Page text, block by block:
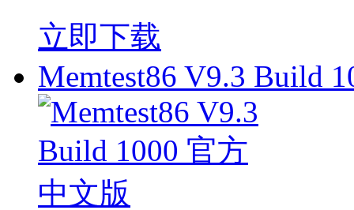
立即下载
Memtest86 V9.3 Build